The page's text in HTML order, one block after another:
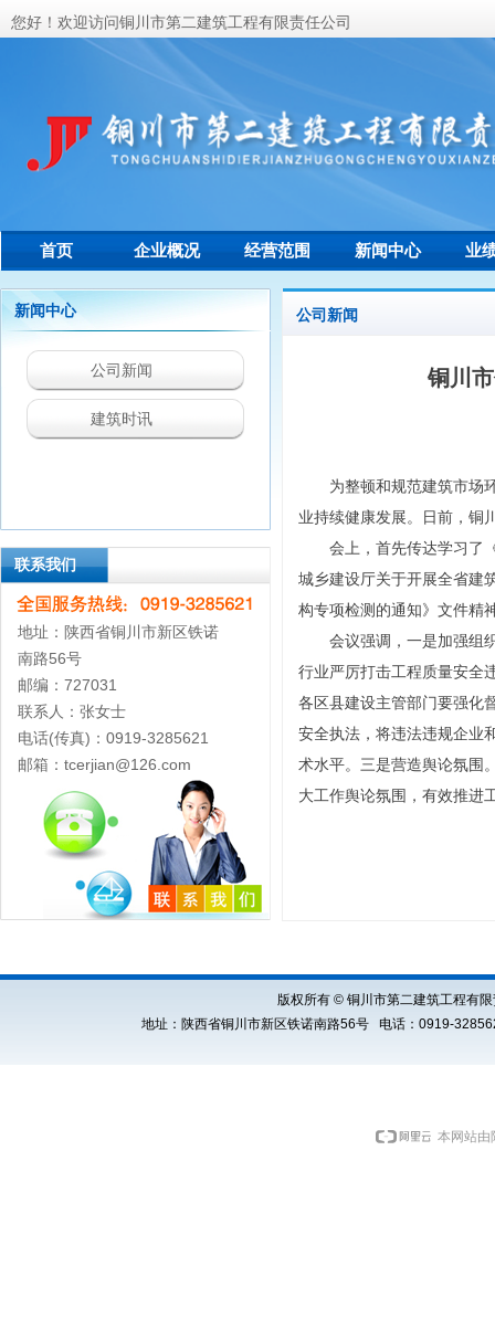
首页 企业概况 经营范围 新闻中心 业
您好！欢迎访问铜川市第二建筑工程有限责任公司
铜川
为整顿和规范建筑市场
业持续健康发展。日前，铜
会上，首先传达学习了
城乡建设厅关于开展全省建
构专项检测的通知》文件精
会议强调，一是加强组
行业严厉打击工程质量安全
各区县建设主管部门要强化
安全执法，将违法违规企业
术水平。三是营造舆论氛围
大工作舆论氛围，有效推进
联系我们
公司新闻
新闻中心
公司新闻
建筑时讯
联系我们
地址：陕西省铜川市新区铁诺
南路56号
邮编：727031
联系人：张女士
电话(传真)：0919-3285621
邮箱：tcerjian@126.com
版权所有 © 铜川市第二建筑工程有
地址：陕西省铜川市新区铁诺南路56号 电话：0919-
本网站由